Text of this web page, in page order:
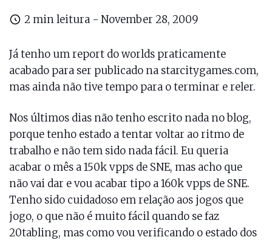
2 min leitura - November 28, 2009
Já tenho um report do worlds praticamente
acabado para ser publicado na starcitygames.com,
mas ainda não tive tempo para o terminar e reler.
Nos últimos dias não tenho escrito nada no blog,
porque tenho estado a tentar voltar ao ritmo de
trabalho e não tem sido nada fácil. Eu queria
acabar o mês a 150k vpps de SNE, mas acho que
não vai dar e vou acabar tipo a 160k vpps de SNE.
Tenho sido cuidadoso em relação aos jogos que
jogo, o que não é muito fácil quando se faz
20tabling, mas como vou verificando o estado dos